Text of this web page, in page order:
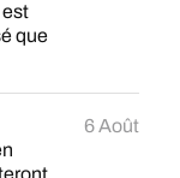
est
que
6 Août